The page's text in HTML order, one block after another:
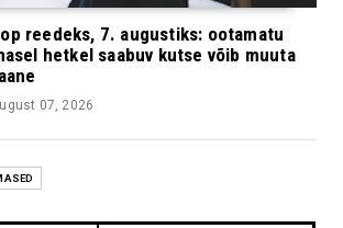
reedeks, 7. augustiks: ootamatu
hetkel saabuv kutse võib muuta
07, 2026